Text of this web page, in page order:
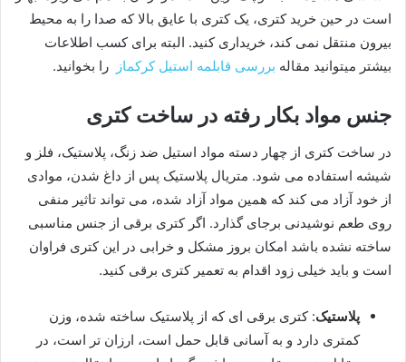
است در حین خرید کتری، یک کتری با عایق بالا که صدا را به محیط
بیرون منتقل نمی کند، خریداری کنید. البته برای کسب اطلاعات
بیشتر میتوانید مقاله بررسی قابلمه استیل کرکماز را بخوانید.
جنس مواد بکار رفته در ساخت کتری
در ساخت کتری از چهار دسته مواد استیل ضد زنگ، پلاستیک، فلز و
شیشه استفاده می شود. متریال پلاستیک پس از داغ شدن، موادی
از خود آزاد می کند که همین مواد آزاد شده، می تواند تاثیر منفی
روی طعم نوشیدنی برجای گذارد. اگر کتری برقی از جنس مناسبی
ساخته نشده باشد امکان بروز مشکل و خرابی در این کتری فراوان
است و باید خیلی زود اقدام به تعمیر کتری برقی کنید.
پلاستیک: کتری برقی ای که از پلاستیک ساخته شده، وزن
کمتری دارد و به آسانی قابل حمل است، ارزان تر است، در